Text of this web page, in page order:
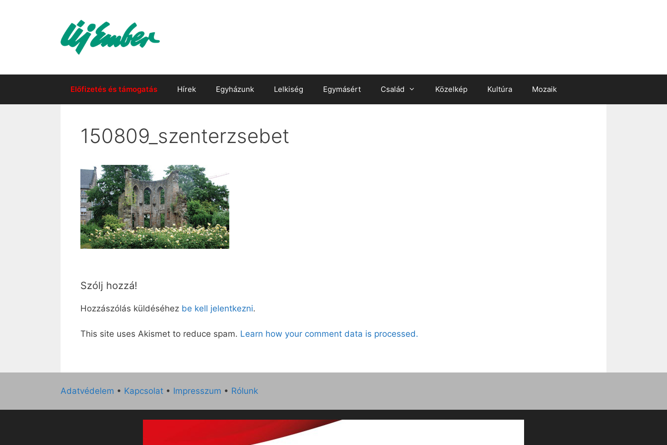
Előfizetés és támogatás Hírek Egyházunk Lelkiség Egymásért Család Közelkép Kultúra Mozaik
150809_szenterzsebet
Szólj hozzá!
Hozzászólás küldéséhez be kell jelentkezni.
This site uses Akismet to reduce spam. Learn how your comment data is processed.
Adatvédelem • Kapcsolat • Impresszum • Rólunk